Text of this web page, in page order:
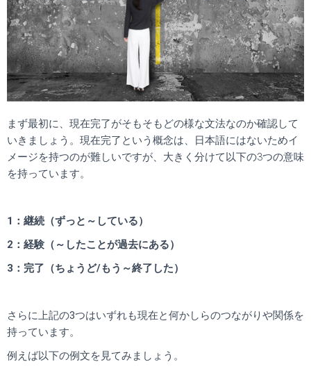
まず最初に、現在完了がそもそもどの様な文法なのか確認して
いきましょう。 現在完了という概念は、日本語にはないためイ
メージを持つのが難しいですが、大きく分けて以下の3つの意味
を持っています。
1：継続（ずっと～している）
2：経験（～したことが過去にある）
3：完了（ちょうど/もう～終了した）
さらに上記の3つはいずれも現在と何かしらのつながりや関係を
持っています。
例えば以下の例文を見てみましょう。